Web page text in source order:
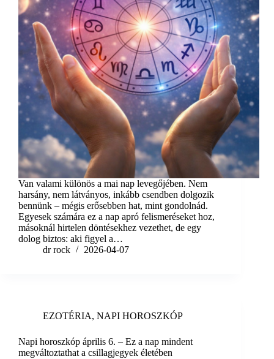
Van valami különös a mai nap levegőjében. Nem
harsány, nem látványos, inkább csendben dolgozik
bennünk – mégis erősebben hat, mint gondolnád.
Egyesek számára ez a nap apró felismeréseket hoz,
másoknál hirtelen döntésekhez vezethet, de egy
dolog biztos: aki figyel a…
dr rock
2026-04-07
EZOTÉRIA, NAPI HOROSZKÓP
Napi horoszkóp április 6. – Ez a nap mindent
megváltoztathat a csillagjegyek életében